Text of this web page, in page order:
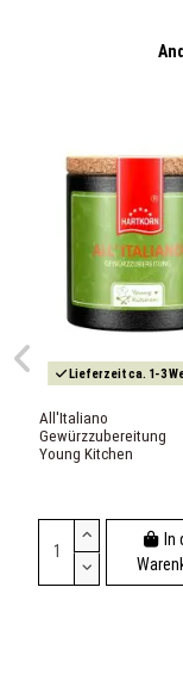
Lieferzeit ca. 1-3
All'Italiano
Gewürzzubereitung
Young Kitchen
In